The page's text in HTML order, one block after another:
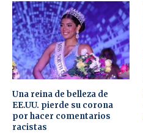
Una reina de belleza de
EE.UU. pierde su corona
por hacer comentarios
racistas